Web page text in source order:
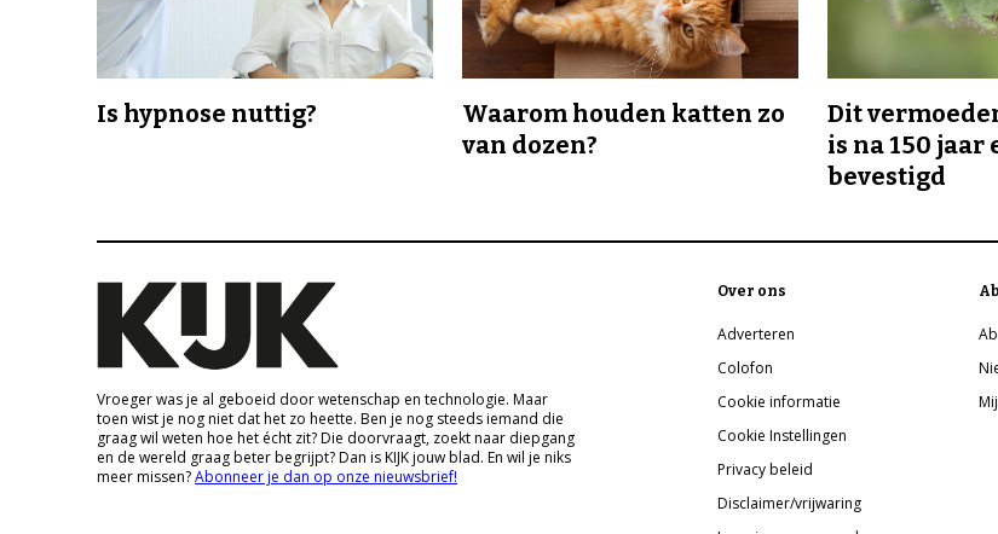
Is hypnose nuttig?
Waarom houden katten zo
van dozen?
Dit
is na 150
bevestigd
Vroeger was je al geboeid door wetenschap en technologie. Maar
toen wist je nog niet dat het zo heette. Ben je nog steeds iemand die
graag wil weten hoe het écht zit? Die doorvraagt, zoekt naar diepgang
en de wereld graag beter begrijpt? Dan is KIJK jouw blad. En wil je niks
meer missen?Abonneer je dan op onze nieuwsbrief!
Over ons
Adverteren
Colofon
Cookie informatie
Cookie Instellingen
Privacy beleid
Disclaimer/vrijwaring